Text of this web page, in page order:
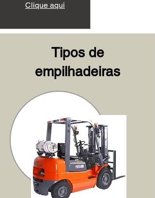
Clique aqui
Tipos de
empilhadeiras